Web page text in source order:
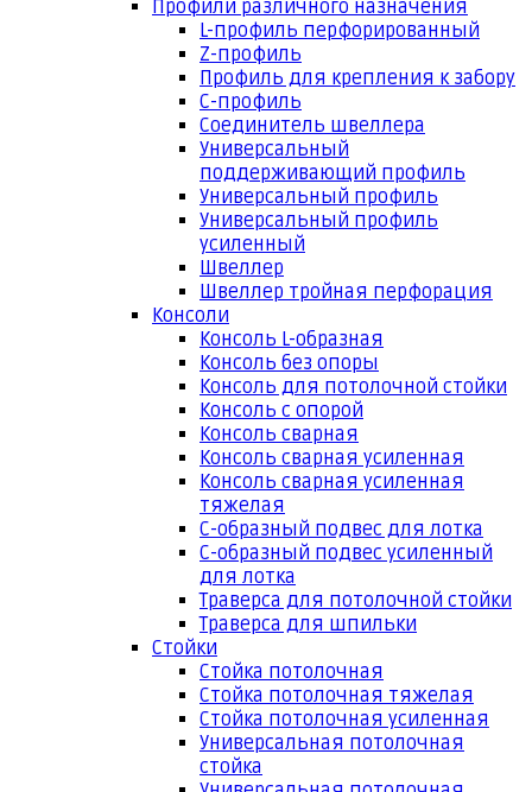
Профили различного назначения
L-профиль перфорированный
Z-профиль
Профиль для крепления к забору
С-профиль
Соединитель швеллера
Универсальный
поддерживающий профиль
Универсальный профиль
Универсальный профиль
усиленный
Швеллер
Швеллер тройная перфорация
Консоли
Консоль L-образная
Консоль без опоры
Консоль для потолочной стойки
Консоль с опорой
Консоль сварная
Консоль сварная усиленная
Консоль сварная усиленная
тяжелая
С-образный подвес для лотка
С-образный подвес усиленный
для лотка
Траверса для потолочной стойки
Траверса для шпильки
Стойки
Стойка потолочная
Стойка потолочная тяжелая
Стойка потолочная усиленная
Универсальная потолочная
стойка